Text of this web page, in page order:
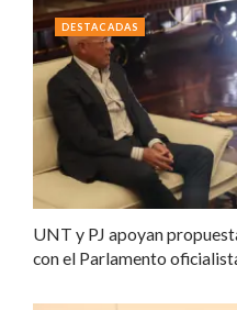
UNT y PJ apoyan
con el Parlamento
DESTACADAS